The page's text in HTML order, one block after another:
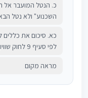
כ. הנטל המועבר אל
השכנוע" ולא נטל
כא. סיכום את
לפי סעיף 9 לחוק שוויון הזדמנויות בעבודה.
מראה מקום